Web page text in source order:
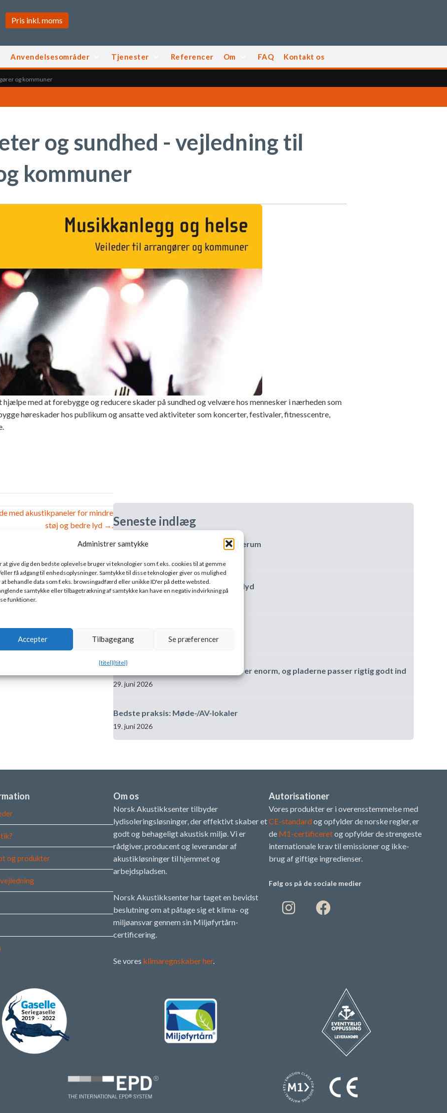
Administrer samtykke
at give dig den bedste oplevelse bruger vi teknologier som f.eks. cookies til at gemme
eller få adgang til enhedsoplysninger. Samtykke til disse teknologier giver os mulighed
behandle data som f.eks. browsingadfærd eller unikke ID'er på dette websted.
samtykke eller tilbagetrækning af samtykke kan have en negativ indvirkning på
funktioner.
Accepter Tilbagegang Se præferencer
{titel}{titel}
Anvendelsesområder Tjenester Referencer Om FAQ Kontakt os
og kommuner
og sundhed - vejledning til
kommuner
hjælpe med at forebygge og reducere skader på sundhed og velvære hos mennesker i nærheden som
høreskader hos publikum og ansatte ved aktiviteter som koncerter, festivaler, fitnesscentre,
med akustikpaneler for mindre
støj og bedre lyd →.Seneste indlæg
God lyd i Nordberg Menigheds kirkerum
Den perfekte burger, den perfekte lyd
3. juli 2026
Forskellen i lydoplevelsen i rummet er enorm, og pladerne passer rigtig godt ind
29. juni 2026
Bedste praksis: Møde-/AV-lokaler
19. juni 2026
og produkter
Om os
Norsk Akustikksenter tilbyder
lydisoleringsløsninger, der effektivt skaber et
godt og behageligt akustisk miljø. Vi er
rådgiver, producent og leverandør af
akustikløsninger til hjemmet og
arbejdspladsen.
Norsk Akustikksenter har taget en bevidst
beslutning om at påtage sig et klima- og
miljøansvar gennem sin Miljøfyrtårn-
certificering.
Se vores klimaregnskaber her.
Autorisationer
Vores produkter er i overensstemmelse med
CE-standard og opfylder de norske regler, er
de M1-certificeretog opfylder de strengeste
internationale krav til emissioner og ikke-
brug af giftige ingredienser.
Følg os på de sociale medier